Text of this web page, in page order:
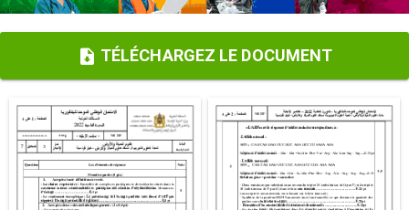
TÉLÉCHARGEZ LE DOCUMENT